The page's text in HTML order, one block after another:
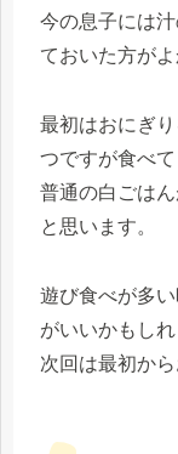
今の息子には
ておいた方が
最初はおにぎ
つですが食べて
普通の白ごは
と思います。
遊び食べが多
がいいかもし
次回は最初か